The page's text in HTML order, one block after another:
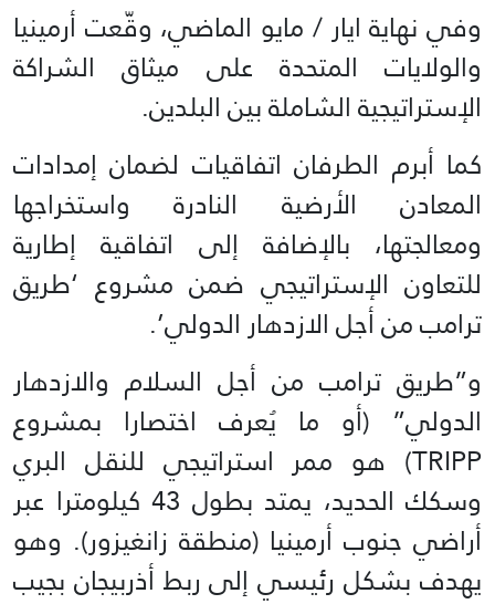
وفي نهاية ايار / مايو الماضي، وقّعت أرمينيا
والولايات المتحدة على ميثاق الشراكة
الإستراتيجية الشاملة بين البلدين.
كما أبرم الطرفان اتفاقيات لضمان إمدادات
المعادن الأرضية النادرة واستخراجها
ومعالجتها، بالإضافة إلى اتفاقية إطارية
للتعاون الإستراتيجي ضمن مشروع ‘طريق
ترامب من أجل الازدهار الدولي’.
و”طريق ترامب من أجل السلام والازدهار
الدولي” (أو ما يُعرف اختصارا بمشروع
TRIPP) هو ممر استراتيجي للنقل البري
وسكك الحديد، يمتد بطول 43 كيلومترا عبر
أراضي جنوب أرمينيا (منطقة زانغيزور). وهو
يهدف بشكل رئيسي إلى ربط أذربيجان بجيب